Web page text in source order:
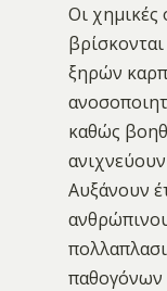
Oι
ξηρών
καθώς
Αυξάνουν
παθογόνων